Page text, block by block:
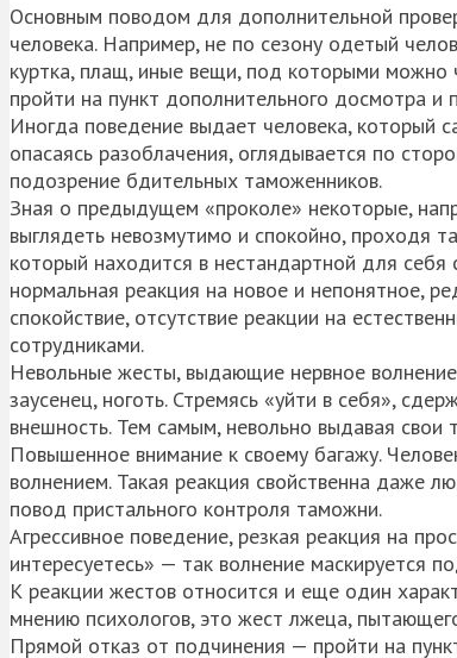
Основным поводом для дополнительной
человека. Например, не по сезону одетый
куртка, плащ, иные вещи, под которыми можно
пройти на пункт дополнительного досмотра и
Иногда поведение выдает человека, который
опасаясь разоблачения, оглядывается по
подозрение бдительных таможенников.
Зная о предыдущем «проколе» некоторые,
выглядеть невозмутимо и спокойно, проходя
который находится в нестандартной для себя
нормальная реакция на новое и непонятное,
спокойствие, отсутствие реакции на
сотрудниками.
Невольные жесты, выдающие нервное
заусенец, ноготь. Стремясь «уйти в себя»,
внешность. Тем самым, невольно выдавая свои
Повышенное внимание к своему багажу.
волнением. Такая реакция свойственна даже
повод пристального контроля таможни.
Агрессивное поведение, резкая реакция на
интересуетесь» — так волнение маскируется
К реакции жестов относится и еще один
мнению психологов, это жест лжеца,
Прямой отказ от подчинения — пройти на